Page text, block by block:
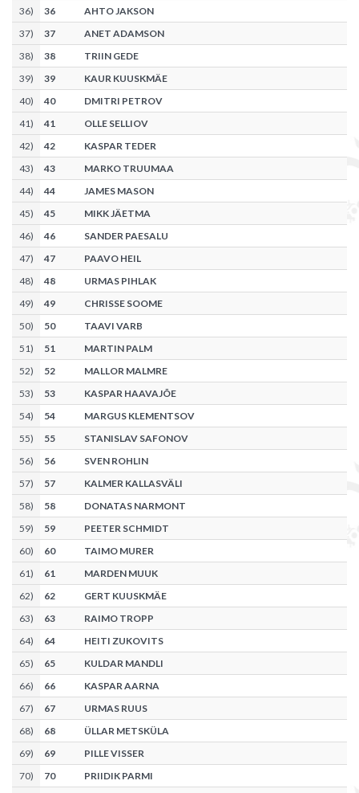
36) 36
AHTO JAKSON
37) 37
ANET ADAMSON
38) 38
TRIIN GEDE
39) 39
KAUR KUUSKMÄE
40) 40
DMITRI PETROV
41) 41
OLLE SELLIOV
42) 42
KASPAR TEDER
43) 43
MARKO TRUUMAA
44) 44
JAMES MASON
45) 45
MIKK JÄETMA
46) 46
SANDER PAESALU
47) 47
PAAVO HEIL
48) 48
URMAS PIHLAK
49) 49
CHRISSE SOOME
50) 50
TAAVI VARB
51) 51
MARTIN PALM
52) 52
MALLOR MALMRE
53) 53
KASPAR HAAVAJÕE
54) 54
MARGUS KLEMENTSOV
55) 55
STANISLAV SAFONOV
56) 56
SVEN ROHLIN
57) 57
KALMER KALLASVÄLI
58) 58
DONATAS NARMONT
59) 59
PEETER SCHMIDT
60) 60
TAIMO MURER
61) 61
MARDEN MUUK
62) 62
GERT KUUSKMÄE
63) 63
RAIMO TROPP
64) 64
HEITI ZUKOVITS
65) 65
KULDAR MANDLI
66) 66
KASPAR AARNA
67) 67
URMAS RUUS
68) 68
ÜLLAR METSKÜLA
69) 69
PILLE VISSER
70) 70
PRIIDIK PARMI